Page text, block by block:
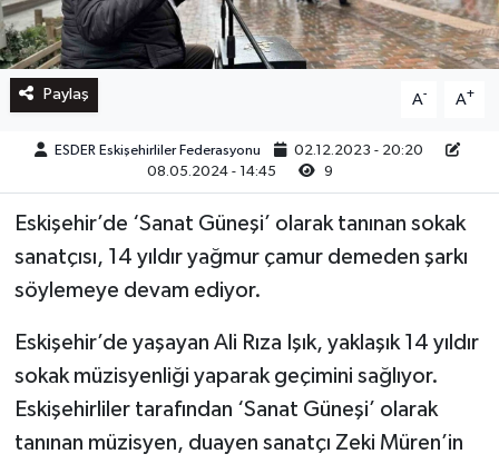
Paylaş A- A+
ESDER Eskişehirliler Federasyonu
02.12.2023 - 20:20
08.05.2024 - 14:45
9
Eskişehir’de ‘Sanat Güneşi’ olarak tanınan sokak
sanatçısı, 14 yıldır yağmur çamur demeden şarkı
söylemeye devam ediyor.
Eskişehir’de yaşayan Ali Rıza Işık, yaklaşık 14 yıldır
sokak müzisyenliği yaparak geçimini sağlıyor.
Eskişehirliler tarafından ‘Sanat Güneşi’ olarak
tanınan müzisyen, duayen sanatçı Zeki Müren’in